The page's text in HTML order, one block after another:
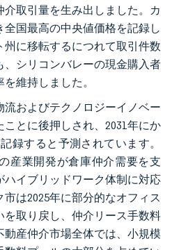
取引量を生み出しました。カ
全国最高の中央値価格を記録し
州に移転するにつれて取引件数
シリコンバレーの現金購入者
維持しました。
およびテクノロジーイノベー
とに後押しされ、2031年にか
録すると予測されています。
産業開発が倉庫仲介需要を支
ハイブリッドワーク体制に対応
は2025年に部分的なオフィス
取り戻し、仲介リース手数料
動産仲介市場全体では、小規模